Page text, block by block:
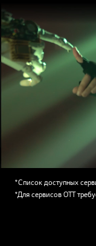
*Список доступных
*Для сервисов OTT